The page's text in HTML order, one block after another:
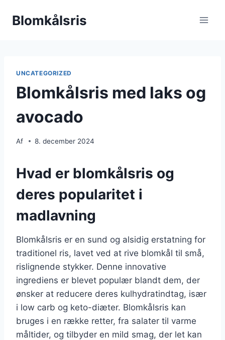
Blomkålsris
UNCATEGORIZED
Blomkålsris med laks og
avocado
Af 8. december 2024
Hvad er blomkålsris og
deres popularitet i
madlavning
Blomkålsris er en sund og alsidig erstatning for
traditionel ris, lavet ved at rive blomkål til små,
rislignende stykker. Denne innovative
ingrediens er blevet populær blandt dem, der
ønsker at reducere deres kulhydratindtag, især
i low carb og keto-diæter. Blomkålsris kan
bruges i en række retter, fra salater til varme
måltider, og tilbyder en mild smag, der let kan